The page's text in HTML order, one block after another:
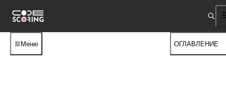
Меню ОГЛАВЛЕНИЕ